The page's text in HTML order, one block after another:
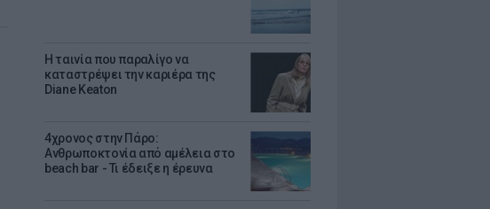
Η ταινία που παραλίγο να
καταστρέψει την καριέρα της
Diane Keaton
4χρονος στην Πάρο:
Ανθρωποκτονία από αμέλεια στο
beach bar - Τι έδειξε η έρευνα